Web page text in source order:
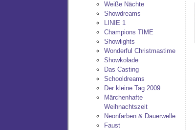
Weiße Nächte
Showdreams
LINIE 1
Champions TIME
Showlights
Wonderful Christmastime
Showkolade
Das Casting
Schooldreams
Der kleine Tag 2009
Märchenhafte
Weihnachtszeit
Neonfarben & Dauerwelle
Faust